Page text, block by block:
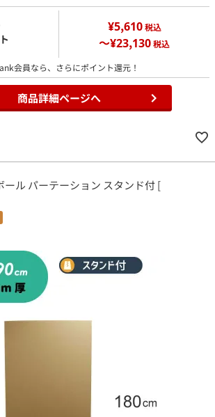
¥5,610 税込
～¥23,130税込
会員なら、さらにポイント還元！
商品詳細ページへ
ール パーテーション スタンド付 [